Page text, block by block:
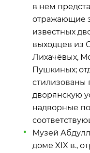
в нем
отражающие
известных
выходцев из
Лихачёвых,
Пушкиных;
стилизованы
дворянскую
надворные
Музей
доме XIX в.,